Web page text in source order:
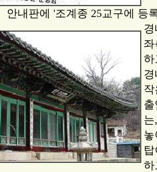
안내판에 '조계종 25교구에
하
하